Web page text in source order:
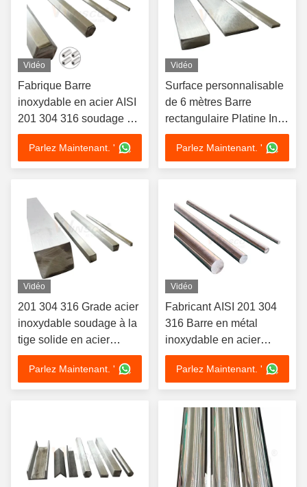
Vidéo
Fabrique Barre
inoxydable en acier AISI
201 304 316 soudage à
l'arbre solide en acier
inoxydable
Parlez Maintenant. '
Vidéo
Surface personnalisable
de 6 mètres Barre
rectangulaire Platine Inox
SS 201 304 316 Barre
plate en acier inoxydable
poli
Parlez Maintenant. '
Vidéo
201 304 316 Grade acier
inoxydable soudage à la
tige solide en acier
inoxydable
Parlez Maintenant. '
Vidéo
Fabricant AISI 201 304
316 Barre en métal
inoxydable en acier
inoxydable
Parlez Maintenant. '